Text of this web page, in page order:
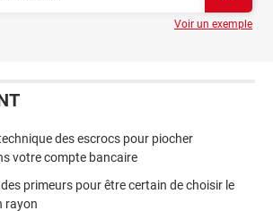
Voir un exemple
des escrocs pour piocher
votre compte bancaire
primeurs pour être certain de choisir le
rayon